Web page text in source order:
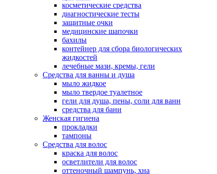
косметические средства
диагностические тесты
защитные очки
медицинские шапочки
бахилы
контейнер для сбора биологических
жидкостей
лечебные мази, кремы, гели
Средства для ванны и душа
мыло жидкое
мыло твердое туалетное
гели для душа, пены, соли для ванн
средства для бани
Женская гигиена
прокладки
тампоны
Средства для волос
краска для волос
осветлители для волос
оттеночный шампунь, хна